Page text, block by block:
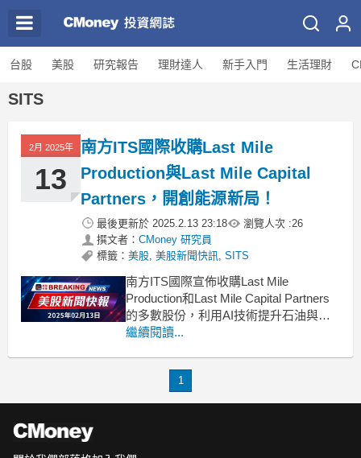
台股 美股 研究報告 理財達人 新手入門 生活理財
SITS
2月 2025年
13
南方ITS國際收購Last Mile
Production與Last Mile Capital
Partners，開創能源新局！
最後更新於 2025.2.13 23:18 瀏覽人次 :26
撰文者： CMoney 研究員
標籤： 美股, 美股新聞快訊, SITS
南方ITS國際宣佈收購Last Mile
Production和Last Mile Capital Partners
的多數股份，利用AI技術提升石油與天
然氣生產效率。南方ITS國際
繼續閱讀...
1